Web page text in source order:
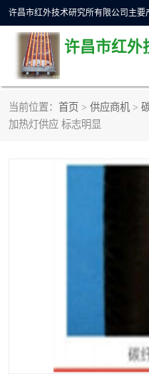
许昌市红外
当前位置： 首页 > 供应商机 >
加热灯供应 标志明显
红外加热设备
红外辐射表面材料